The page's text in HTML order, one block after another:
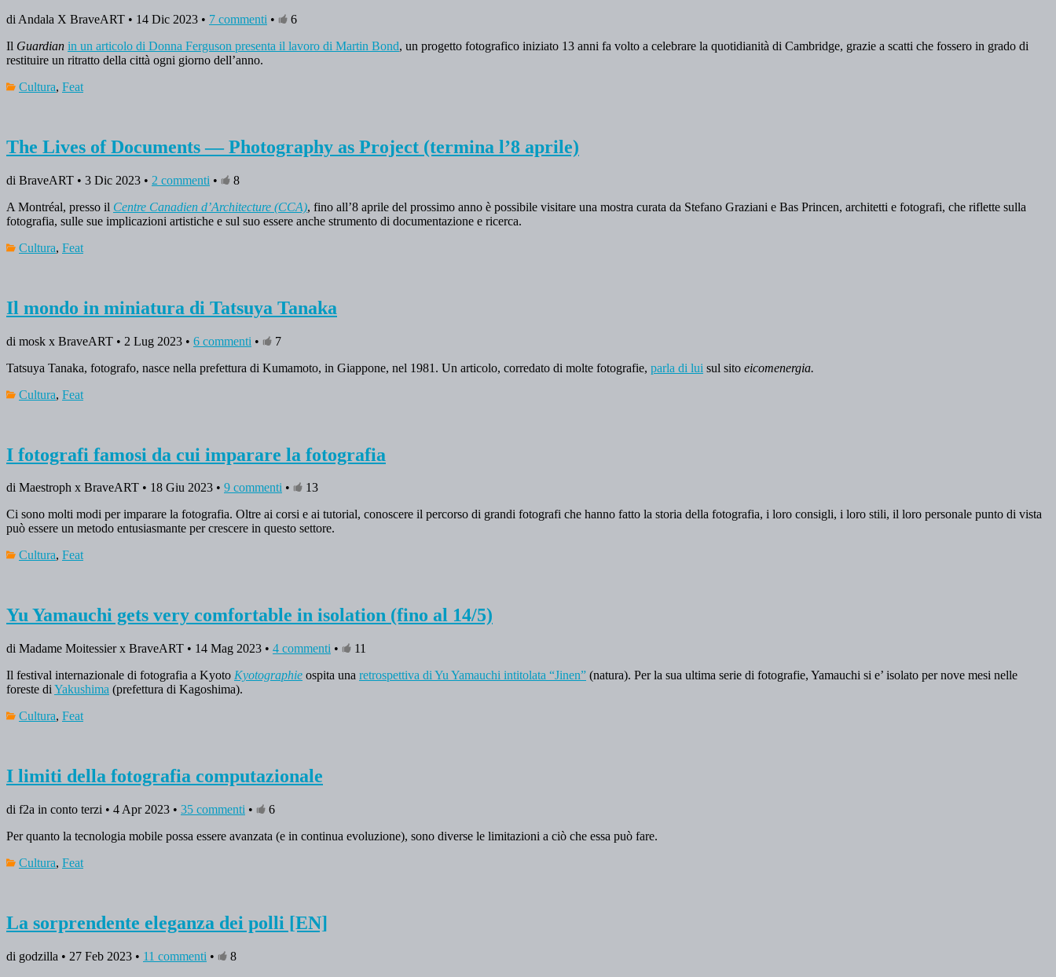
di Andala X BraveART • 14 Dic 2023 • 7 commenti •
6
Il Guardian in un articolo di Donna Ferguson presenta il lavoro di Martin Bond, un progetto fotografico iniziato 13 anni fa volto a celebrare la quotidianità di Cambridge, grazie a scatti che fossero in grado di
restituire un ritratto della città ogni giorno dell’anno.
Cultura, Feat
The Lives of Documents — Photography as Project (termina l’8 aprile)
di BraveART • 3 Dic 2023 • 2 commenti •
8
A Montréal, presso il Centre Canadien d’Architecture (CCA), fino all’8 aprile del prossimo anno è possibile visitare una mostra curata da Stefano Graziani e Bas Princen, architetti e fotografi, che riflette sulla
fotografia, sulle sue implicazioni artistiche e sul suo essere anche strumento di documentazione e ricerca.
Cultura, Feat
Il mondo in miniatura di Tatsuya Tanaka
di mosk x BraveART • 2 Lug 2023 • 6 commenti •
7
Tatsuya Tanaka, fotografo, nasce nella prefettura di Kumamoto, in Giappone, nel 1981. Un articolo, corredato di molte fotografie, parla di lui sul sito eicomenergia.
Cultura, Feat
I fotografi famosi da cui imparare la fotografia
di Maestroph x BraveART • 18 Giu 2023 • 9 commenti •
13
Ci sono molti modi per imparare la fotografia. Oltre ai corsi e ai tutorial, conoscere il percorso di grandi fotografi che hanno fatto la storia della fotografia, i loro consigli, i loro stili, il loro personale punto di vista
può essere un metodo entusiasmante per crescere in questo settore.
Cultura, Feat
Yu Yamauchi gets very comfortable in isolation (fino al 14/5)
di Madame Moitessier x BraveART • 14 Mag 2023 • 4 commenti •
11
Il festival internazionale di fotografia a Kyoto Kyotographie ospita una retrospettiva di Yu Yamauchi intitolata “Jinen” (natura). Per la sua ultima serie di fotografie, Yamauchi si e’ isolato per nove mesi nelle
foreste di Yakushima (prefettura di Kagoshima).
Cultura, Feat
I limiti della fotografia computazionale
di f2a in conto terzi • 4 Apr 2023 • 35 commenti •
6
Per quanto la tecnologia mobile possa essere avanzata (e in continua evoluzione), sono diverse le limitazioni a ciò che essa può fare.
Cultura, Feat
La sorprendente eleganza dei polli [EN]
di godzilla • 27 Feb 2023 • 11 commenti •
8